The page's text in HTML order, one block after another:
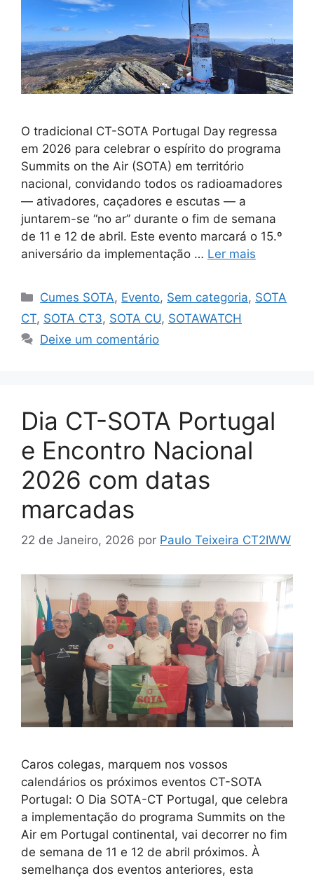
O tradicional CT-SOTA Portugal Day regressa
em 2026 para celebrar o espírito do programa
Summits on the Air (SOTA) em território
nacional, convidando todos os radioamadores
— ativadores, caçadores e escutas — a
juntarem-se “no ar” durante o fim de semana
de 11 e 12 de abril. Este evento marcará o 15.º
aniversário da implementação … Ler mais
Categorias
Cumes SOTA, Evento, Sem categoria, SOTA
CT, SOTA CT3, SOTA CU, SOTAWATCH
Deixe um comentário
Dia CT-SOTA Portugal
e Encontro Nacional
2026 com datas
marcadas
22 de Janeiro, 2026 por Paulo Teixeira CT2IWW
Caros colegas, marquem nos vossos
calendários os próximos eventos CT-SOTA
Portugal: O Dia SOTA-CT Portugal, que celebra
a implementação do programa Summits on the
Air em Portugal continental, vai decorrer no fim
de semana de 11 e 12 de abril próximos. À
semelhança dos eventos anteriores, esta